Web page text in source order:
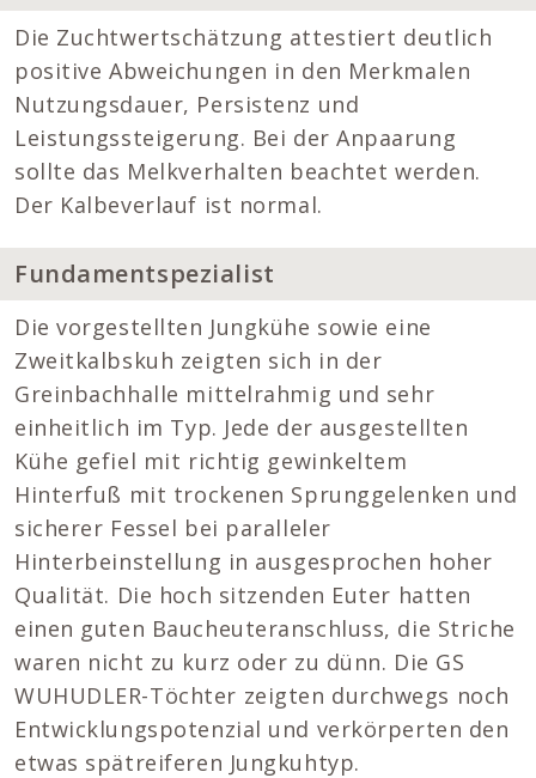
Die Zuchtwertschätzung attestiert deutlich
positive Abweichungen in den Merkmalen
Nutzungsdauer, Persistenz und
Leistungssteigerung. Bei der Anpaarung
sollte das Melkverhalten beachtet werden.
Der Kalbeverlauf ist normal.
Fundamentspezialist
Die vorgestellten Jungkühe sowie eine
Zweitkalbskuh zeigten sich in der
Greinbachhalle mittelrahmig und sehr
einheitlich im Typ. Jede der ausgestellten
Kühe gefiel mit richtig gewinkeltem
Hinterfuß mit trockenen Sprunggelenken und
sicherer Fessel bei paralleler
Hinterbeinstellung in ausgesprochen hoher
Qualität. Die hoch sitzenden Euter hatten
einen guten Baucheuteranschluss, die Striche
waren nicht zu kurz oder zu dünn. Die GS
WUHUDLER-Töchter zeigten durchwegs noch
Entwicklungspotenzial und verkörperten den
etwas spätreiferen Jungkuhtyp.